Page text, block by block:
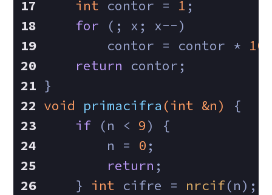
int contor = 1 ;
for (; x; x--)
        contor = contor *
10
return contor;
}
void
primacifra (int &n)
{
if (n < 9) {
        n =
0 ;
return ;
    }
int cifre = nrcif(n);